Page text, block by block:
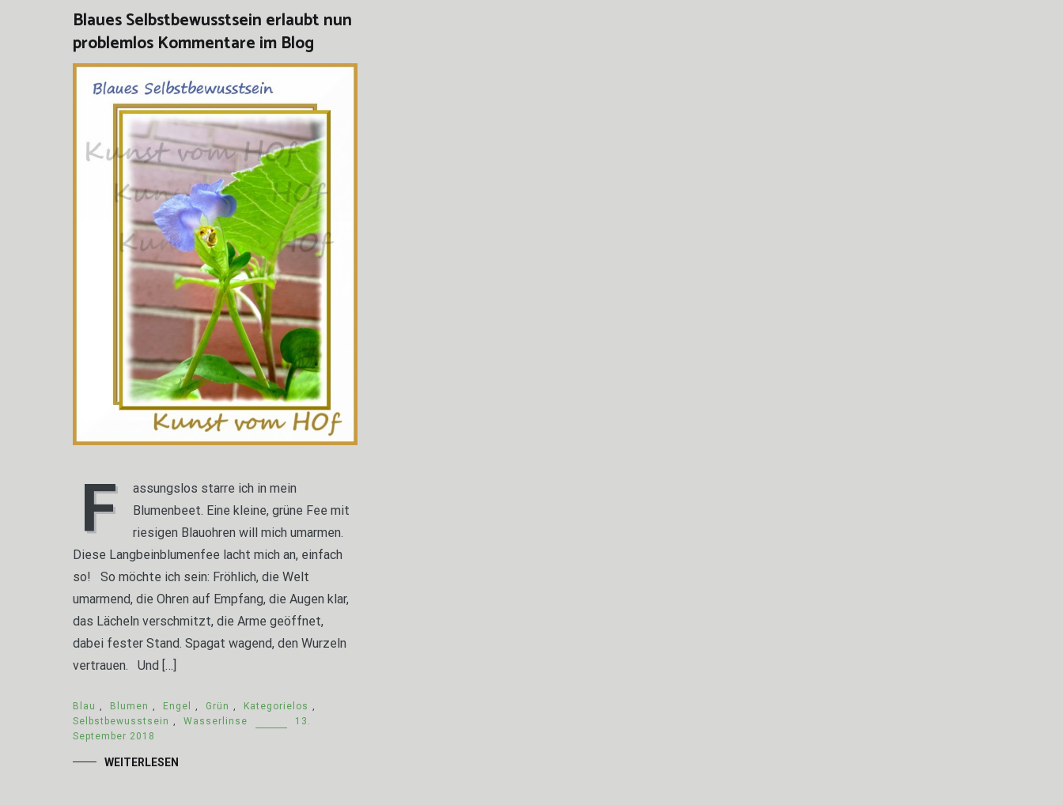
Blaues Selbstbewusstsein erlaubt nun
problemlos Kommentare im Blog
F
assungslos starre ich in mein
Blumenbeet. Eine kleine, grüne Fee mit
riesigen Blauohren will mich umarmen.
Diese Langbeinblumenfee lacht mich an, einfach
so! So möchte ich sein: Fröhlich, die Welt
umarmend, die Ohren auf Empfang, die Augen klar,
das Lächeln verschmitzt, die Arme geöffnet,
dabei fester Stand. Spagat wagend, den Wurzeln
vertrauen. Und […]
Blau Blumen Engel Grün Kategorielos
Selbstbewusstsein
Wasserlinse
13.
September 2018
WEITERLESEN